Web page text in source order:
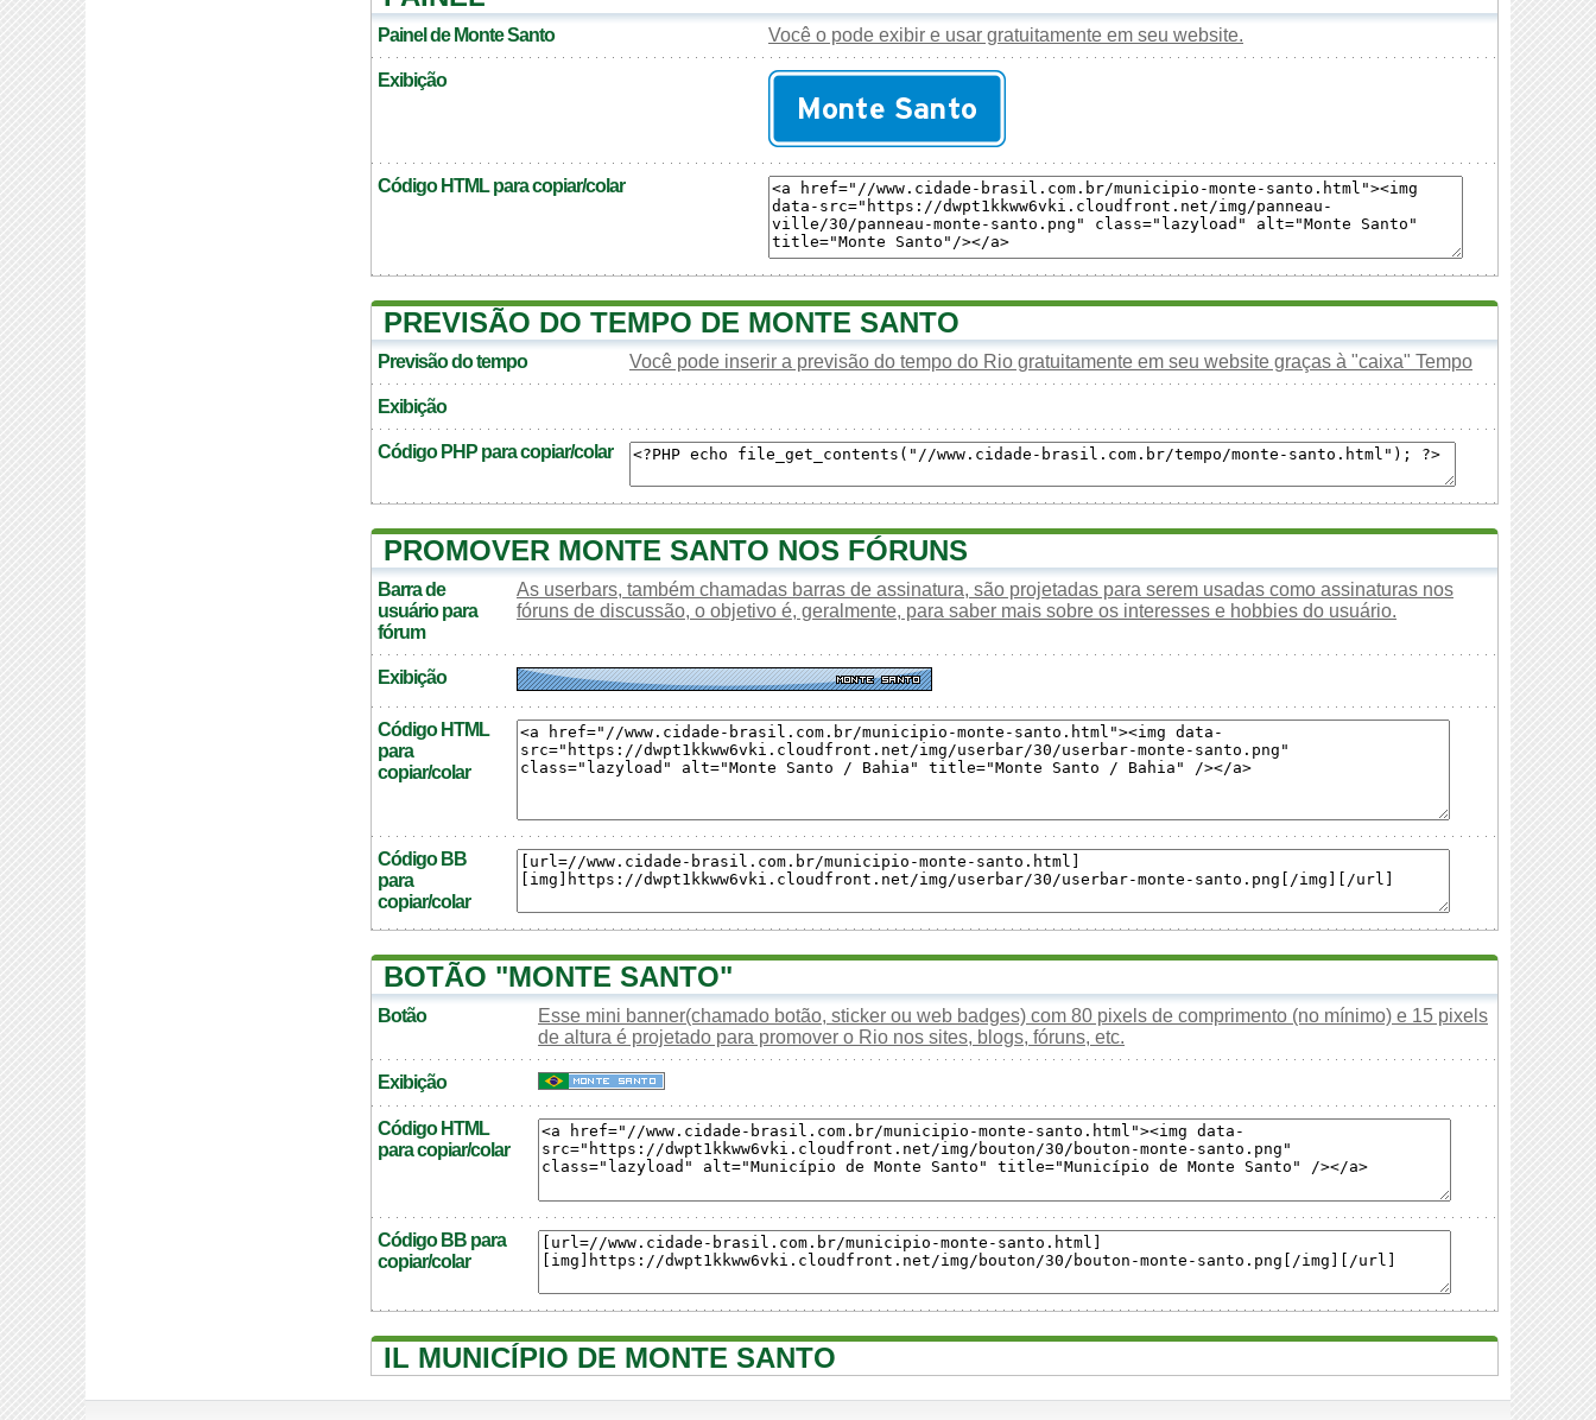
Painel de Monte Santo Você o pode exibir e usar gratuitamente em seu website.
Exibição
Código HTML para copiar/colar
PREVISÃO DO TEMPO DE MONTE SANTO
Previsão do tempo Você pode inserir a previsão do tempo do Rio gratuitamente em seu website graças à "caixa" Tempo
Exibição
Código PHP para copiar/colar
PROMOVER MONTE SANTO NOS FÓRUNS
Barra de
usuário para
fórum
As userbars, também chamadas barras de assinatura, são projetadas para serem usadas como assinaturas nos
fóruns de discussão, o objetivo é, geralmente, para saber mais sobre os interesses e hobbies do usuário.
Exibição
Código HTML
para
copiar/colar
Código BB
para
copiar/colar
BOTÃO "MONTE SANTO"
Botão
Esse mini banner(chamado botão, sticker ou web badges) com 80 pixels de comprimento (no mínimo) e 15 pixels
de altura é projetado para promover o Rio nos sites, blogs, fóruns, etc.
Exibição
Código HTML
para copiar/colar
Código BB para
copiar/colar
IL MUNICÍPIO DE MONTE SANTO